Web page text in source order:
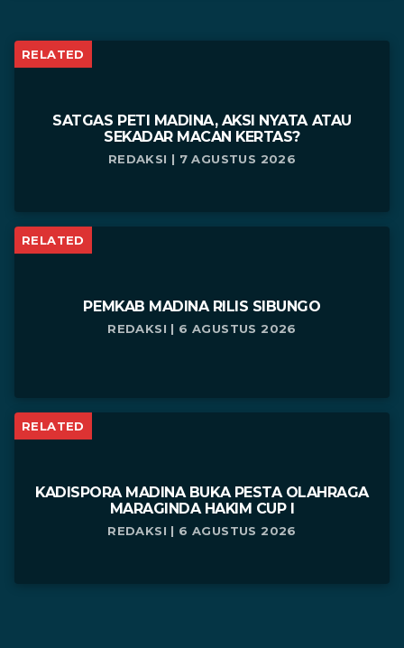
RELATED
SATGAS PETI MADINA, AKSI NYATA ATAU
SEKADAR MACAN KERTAS?
REDAKSI | 7 AGUSTUS 2026
RELATED
PEMKAB MADINA RILIS SIBUNGO
REDAKSI | 6 AGUSTUS 2026
RELATED
KADISPORA MADINA BUKA PESTA OLAHRAGA
MARAGINDA HAKIM CUP I
REDAKSI | 6 AGUSTUS 2026